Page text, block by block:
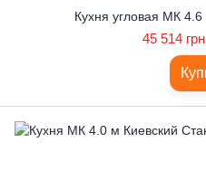
Кухня угловая МК
45 514 грн